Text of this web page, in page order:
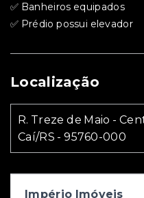
Império Imóveis
✅ Banheiros equipados
✅ Prédio possui elevador
Localização
R. Treze de Maio -
Caí/RS - 95760-000